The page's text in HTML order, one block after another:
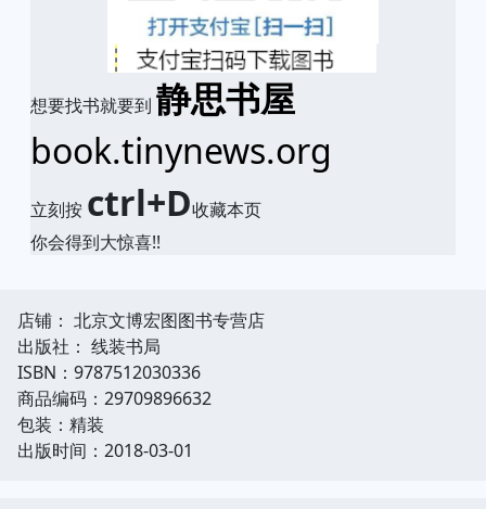
想要找书就要到 静思书屋
book.tinynews.org
立刻按 ctrl+D收藏本页
你会得到大惊喜!!
店铺： 北京文博宏图图书专营店
出版社： 线装书局
ISBN：9787512030336
商品编码：29709896632
包装：精装
出版时间：2018-03-01